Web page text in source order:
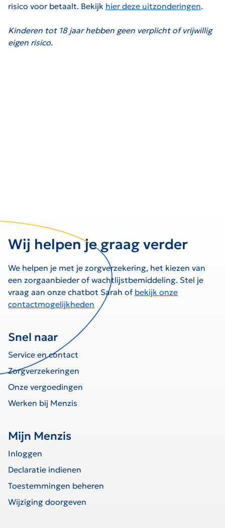
risico voor betaalt. Bekijk hier deze uitzonderingen.
Kinderen tot 18 jaar hebben geen verplicht of vrijwillig
eigen risico.
Wij helpen je graag verder
We helpen je met je zorgverzekering, het kiezen van
een zorgaanbieder of wachtlijstbemiddeling. Stel je
vraag aan onze chatbot Sarah of bekijk onze
contactmogelijkheden
Snel naar
Service en contact
Zorgverzekeringen
Onze vergoedingen
Werken bij Menzis
Mijn Menzis
Inloggen
Declaratie indienen
Toestemmingen beheren
Wijziging doorgeven